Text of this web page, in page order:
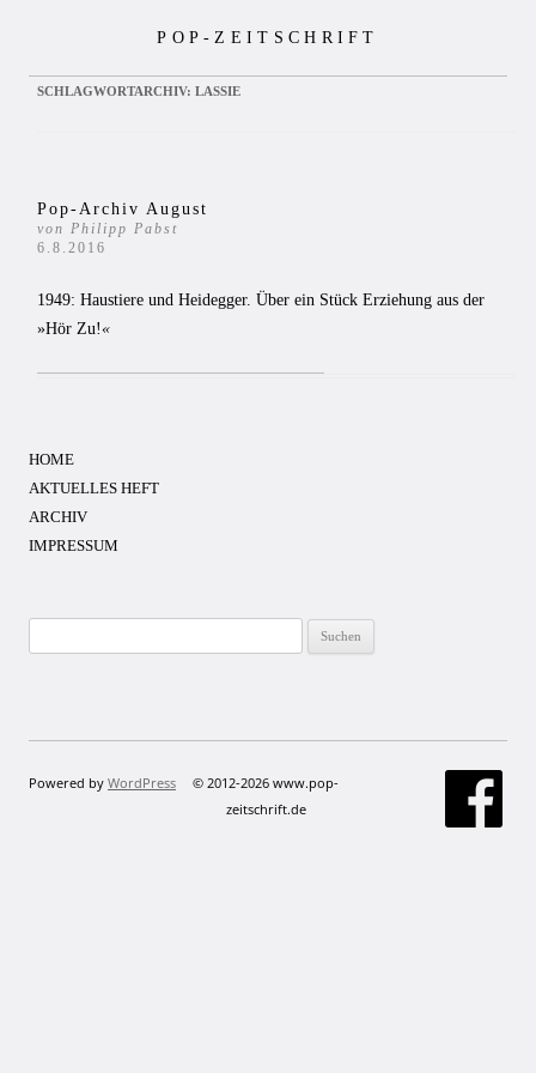
POP-ZEITSCHRIFT
SCHLAGWORTARCHIV: LASSIE
Pop-Archiv August
von Philipp Pabst
6.8.2016
1949: Haustiere und Heidegger. Über ein Stück Erziehung aus der
»Hör Zu!«
HOME
AKTUELLES HEFT
ARCHIV
IMPRESSUM
nach:
Powered by WordPress
© 2012-2026 www.pop-
zeitschrift.de